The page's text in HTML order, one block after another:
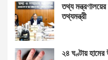
তথ্য
তথ্যমন্ত্রী
২৪ ঘণ্টায়